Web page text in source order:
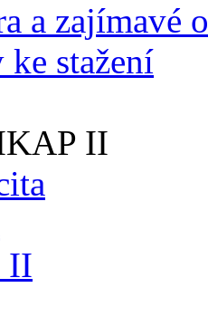
a zajímavé
ke stažení
II
II